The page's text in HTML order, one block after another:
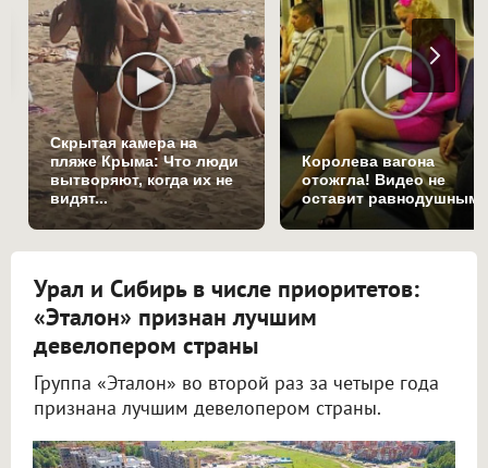
Скрытая камера на
пляже Крыма: Что люди
вытворяют, когда их не
видят...
Королева вагона
отожгла! Видео не
оставит равнодушным
Урал и Сибирь в числе приоритетов:
«Эталон» признан лучшим
девелопером страны
Группа «Эталон» во второй раз за четыре года
признана лучшим девелопером страны.